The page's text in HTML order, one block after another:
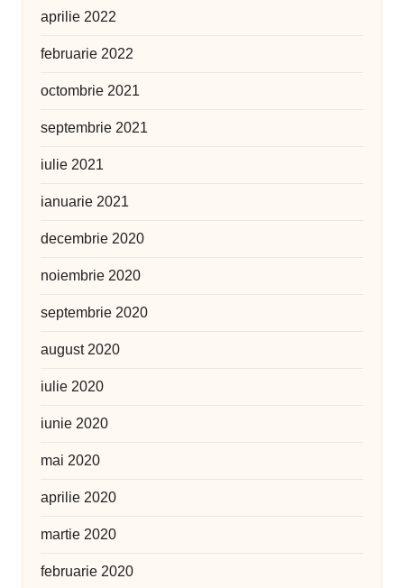
aprilie 2022
februarie 2022
octombrie 2021
septembrie 2021
iulie 2021
ianuarie 2021
decembrie 2020
noiembrie 2020
septembrie 2020
august 2020
iulie 2020
iunie 2020
mai 2020
aprilie 2020
martie 2020
februarie 2020